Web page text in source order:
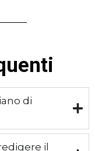
di
il